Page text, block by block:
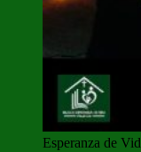
Esperanza de